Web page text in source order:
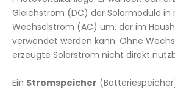
Gleichstrom (DC) der Solarmodule in
Wechselstrom (AC) um, der im
verwendet werden kann. Ohne
erzeugte Solarstrom nicht direkt
Ein Stromspeicher